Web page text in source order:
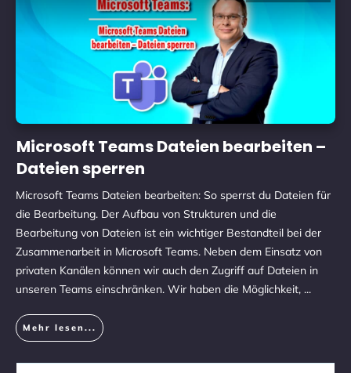
Microsoft Teams Dateien bearbeiten –
Dateien sperren
Microsoft Teams Dateien bearbeiten: So sperrst du Dateien für
die Bearbeitung. Der Aufbau von Strukturen und die
Bearbeitung von Dateien ist ein wichtiger Bestandteil bei der
Zusammenarbeit in Microsoft Teams. Neben dem Einsatz von
privaten Kanälen können wir auch den Zugriff auf Dateien in
unseren Teams einschränken. Wir haben die Möglichkeit, ...
Mehr lesen...